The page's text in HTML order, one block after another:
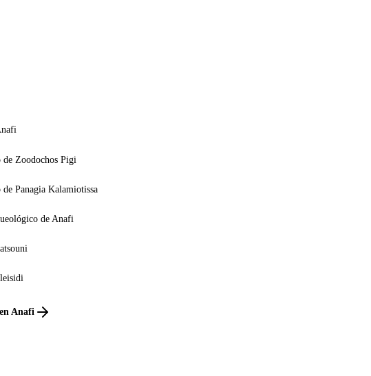
de Zoodochos Pigi
Panagia Kalamiotissa
de Anafi
Anafi